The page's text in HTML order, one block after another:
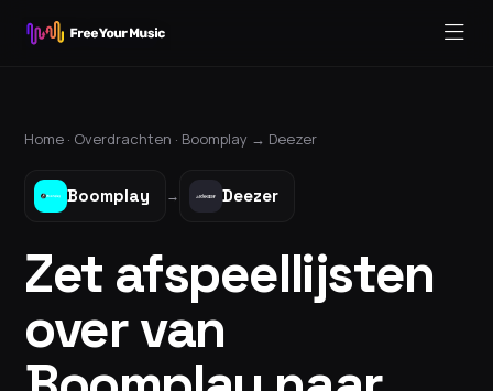
Home · Overdrachten · Boomplay → Deezer
Boomplay → Deezer
Zet afspeellijsten
over van